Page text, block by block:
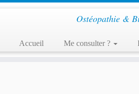
Ostéopathie &
Accueil Me consulter ?